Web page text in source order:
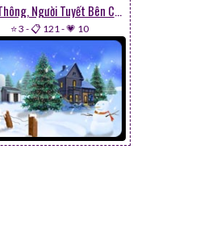
Cây Thông, Người Tuyết Bên Căn Nhà Đẹp
⭐ 3 -📋 121 -💗 10